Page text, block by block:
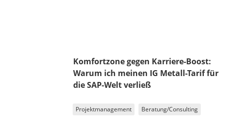
Komfortzone gegen Karriere-Boost:
Warum ich meinen IG Metall-Tarif für
die SAP-Welt verließ
Projektmanagement Beratung/Consulting